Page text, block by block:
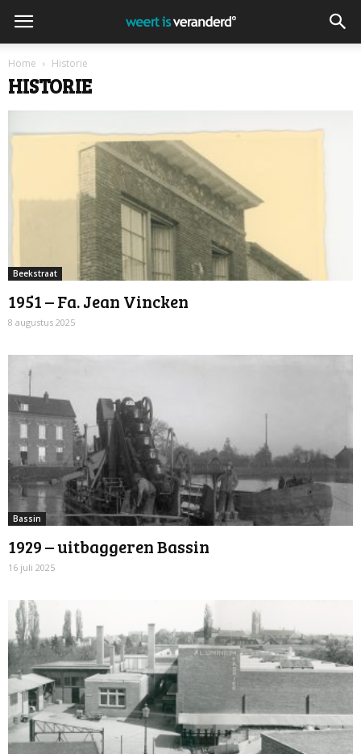
Home Historie
HISTORIE
Beekstraat
1951 – Fa. Jean Vincken
8 augustus 2025
Bassin
1929 – uitbaggeren Bassin
16 juli 2025